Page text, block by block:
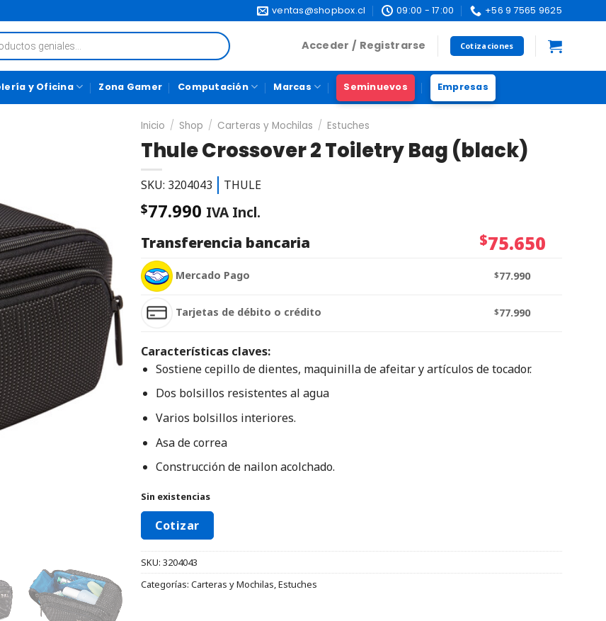
ventas@shopbox.cl 09:00 - 17:00 +56 9 7565 9625
Acceder / Registrarse Cotizaciones
y Oficina Zona Gamer Computación Marcas Seminuevos Empresas
Inicio / Shop / Carteras y Mochilas / Estuches
Thule Crossover 2 Toiletry Bag (black)
SKU: 3204043 THULE
$77.990 IVA Incl.
Transferencia bancaria
$75.650
Mercado Pago $77.990
Tarjetas de débito o crédito $77.990
Características claves:
Sostiene cepillo de dientes, maquinilla de afeitar y artículos de tocador.
Dos bolsillos resistentes al agua
Varios bolsillos interiores.
Asa de correa
Construcción de nailon acolchado.
Sin existencias
Cotizar
SKU: 3204043
Categorías: Carteras y Mochilas,Estuches